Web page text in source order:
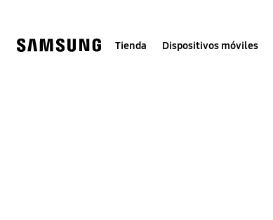
Tienda Dispositivos móviles